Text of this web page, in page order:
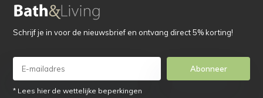
Schrijf je in voor de nieuwsbrief en ontvang direct 5% korting!
Abonneer
* Lees hier de wettelijke beperkingen